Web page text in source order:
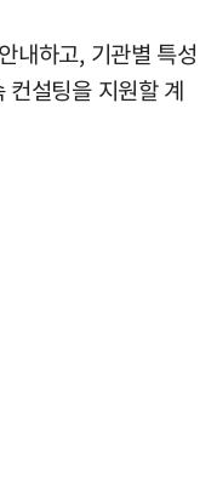
내하고, 기관별 특성
컨설팅을 지원할 계